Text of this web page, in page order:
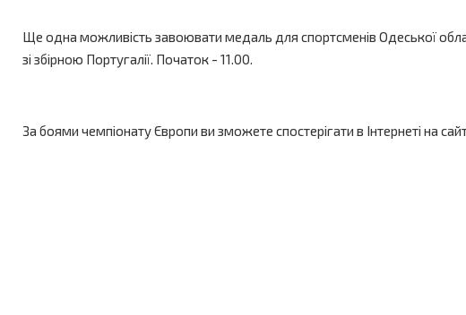
Ще одна можливість завоювати медаль для спортсменів Одеської
зі збірною Португалії. Початок - 11.00.
За боями чемпіонату Європи ви зможете спостерігати в Інтернеті на